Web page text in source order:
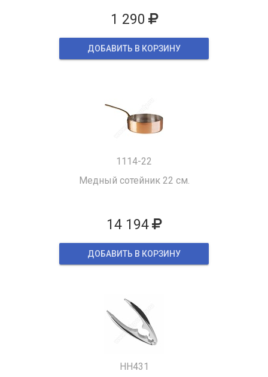
1 290
ДОБАВИТЬ В КОРЗИНУ
1114-22
Медный сотейник 22 см.
14 194
ДОБАВИТЬ В КОРЗИНУ
HH431